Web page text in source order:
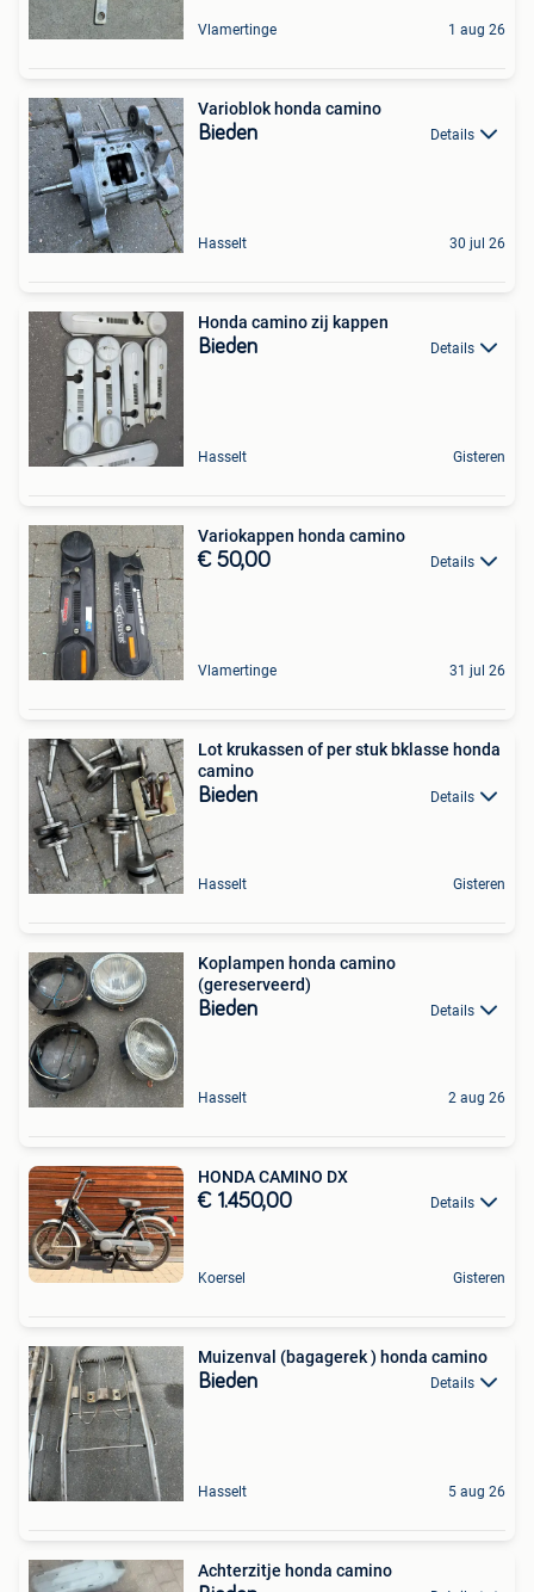
Vlamertinge 1 aug 26
Varioblok honda camino
Bieden Details
Hasselt 30 jul 26
Honda camino zij kappen
Bieden Details
Hasselt Gisteren
Variokappen honda camino
€ 50,00 Details
Vlamertinge 31 jul 26
Lot krukassen of per stuk bklasse honda
camino
Bieden Details
Hasselt Gisteren
Koplampen honda camino
(gereserveerd)
Bieden Details
Hasselt 2 aug 26
HONDA CAMINO DX
€ 1.450,00 Details
Koersel Gisteren
Muizenval (bagagerek ) honda camino
Bieden Details
Hasselt 5 aug 26
Achterzitje honda camino